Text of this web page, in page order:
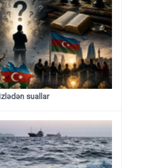
suallar